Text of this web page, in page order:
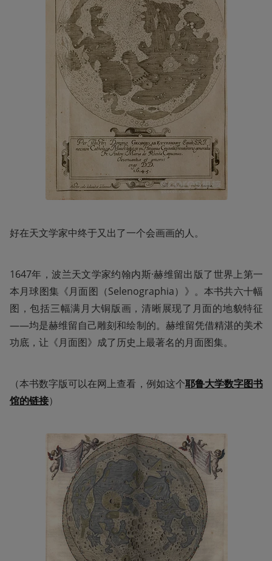
好在天文学家中终于又出了一个会画画的人。
1647年，波兰天文学家约翰内斯·赫维留出版了世界上第一
本月球图集《月面图（Selenographia）》。本书共六十幅
图，包括三幅满月大铜版画，清晰展现了月面的地貌特征
——均是赫维留自己雕刻和绘制的。赫维留凭借精湛的美术
功底，让《月面图》成了历史上最著名的月面图集。
（本书数字版可以在网上查看，例如这个耶鲁大学数字图书
馆的链接）